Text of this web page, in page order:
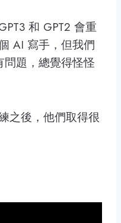
和 GPT2 會重
AI 寫手，但我們
題，總覺得怪怪
之後，他們取得很